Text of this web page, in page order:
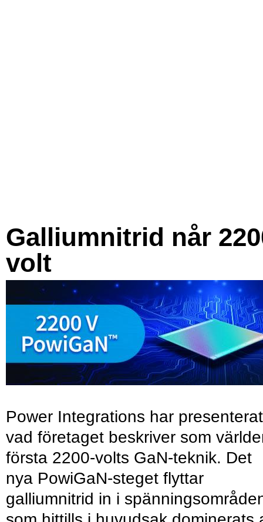
Galliumnitrid når
volt
Power Integrations har presenterat
vad företaget beskriver som
första 2200-volts GaN-teknik. Det
nya PowiGaN-steget flyttar
galliumnitrid in i